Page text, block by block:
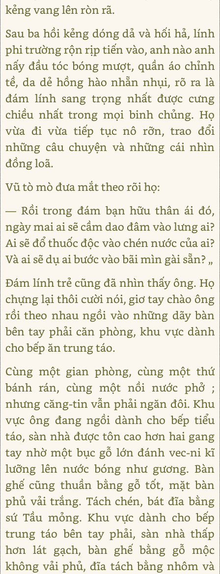
kẻng vang lên ròn rã.
Sau ba hồi kẻng dóng dả và hối hả, lính
phi trường rộn rịp tiến vào, anh nào anh
nấy đầu tóc bóng mượt, quần áo chỉnh
tề, da dẻ hồng hào nhẵn nhụi, rõ ra là
đám lính sang trọng nhất được cưng
chiều nhất trong mọi binh chủng. Họ
vừa đi vừa tiếp tục nô rỡn, trao đổi
những câu chuyện và những cái nhìn
đồng loã.
Vũ tò mò đưa mắt theo rõi họ:
― Rồi trong đám bạn hữu thân ái đó,
ngày mai ai sẽ cầm dao đâm vào lưng ai?
Ai sẽ đổ thuốc độc vào chén nước của ai?
Và ai sẽ dụ ai bước vào bãi mìn gài sẵn? „
Đám lính trẻ cũng đã nhìn thấy ông. Họ
chựng lại thôi cười nói, giơ tay chào ông
rồi theo nhau ngồi vào những dãy bàn
bên tay phải căn phòng, khu vực dành
cho bếp ăn trung táo.
Cùng một gian phòng, cùng một thứ
bánh rán, cùng một nồi nước phở ;
nhưng căng-tin vẫn phải ngăn đôi. Khu
vực ông đang ngồi dành cho bếp tiểu
táo, sàn nhà được tôn cao hơn hai gang
tay nhờ một bục gỗ lớn đánh vec-ni kĩ
lưỡng lên nước bóng như gương. Bàn
ghế cũng thuần bằng gỗ tốt, mặt bàn
phủ vải trắng. Tách chén, bát đĩa bằng
sứ Tầu mỏng. Khu vực dành cho bếp
trung táo bên tay phải, sàn nhà thấp
hơn lát gạch, bàn ghế bằng gỗ mộc
không vải phủ, đĩa tách bằng nhôm và